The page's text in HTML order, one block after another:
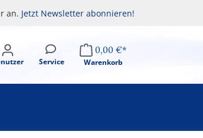
an. Jetzt Newsletter abonnieren!
Service
0,00 €*
Warenkorb